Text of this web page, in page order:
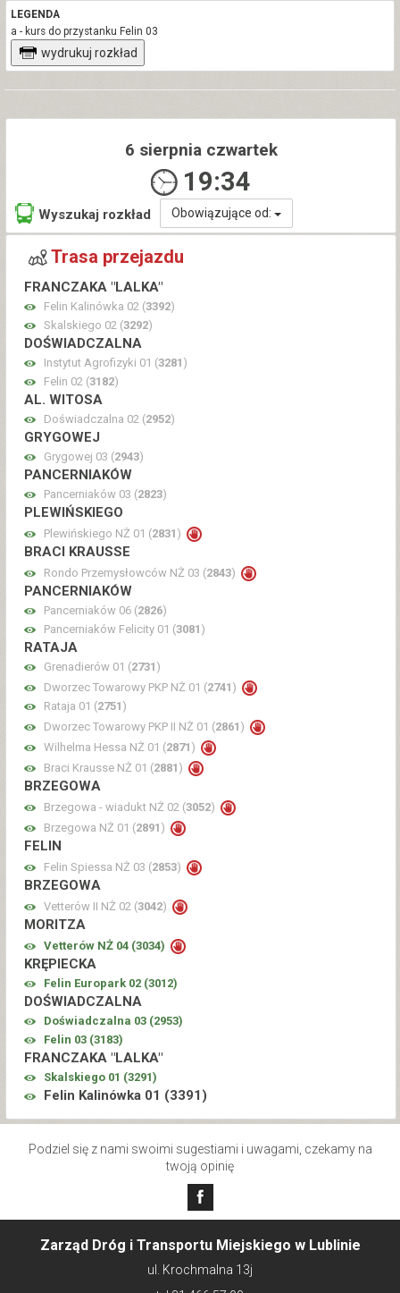
LEGENDA
a - kurs do przystanku Felin 03
wydrukuj rozkład
6 sierpnia czwartek
19:34
Wyszukaj rozkład Obowiązujące od:
Trasa przejazdu
FRANCZAKA "LALKA"
Felin Kalinówka 02 (3392)
Skalskiego 02 (3292)
DOŚWIADCZALNA
Instytut Agrofizyki 01 (3281 )
Felin 02 (3182)
AL. WITOSA
Doświadczalna 02 (2952)
GRYGOWEJ
Grygowej 03 (2943)
PANCERNIAKÓW
Pancerniaków 03 (2823)
PLEWIŃSKIEGO
Plewińskiego NŻ 01 (2831 )
BRACI KRAUSSE
Rondo Przemysłowców NŻ 03 (2843)
PANCERNIAKÓW
Pancerniaków 06 (2826)
Pancerniaków Felicity 01 (3081 )
RATAJA
Grenadierów 01 (2731 )
Dworzec Towarowy PKP NŻ 01 (2741 )
Rataja 01 (2751 )
Dworzec Towarowy PKP II NŻ 01 (2861 )
Wilhelma Hessa NŻ 01 (2871 )
Braci Krausse NŻ 01 (2881 )
BRZEGOWA
Brzegowa - wiadukt NŻ 02 (3052)
Brzegowa NŻ 01 (2891 )
FELIN
Felin Spiessa NŻ 03 (2853)
BRZEGOWA
Vetterów II NŻ 02 (3042)
MORITZA
Vetterów NŻ 04 (3034)
KRĘPIECKA
Felin Europark 02 (3012)
DOŚWIADCZALNA
Doświadczalna 03 (2953)
Felin 03 (3183)
FRANCZAKA "LALKA"
Skalskiego 01 (3291)
Felin Kalinówka 01 (3391 )
Podziel się z nami swoimi sugestiami i uwagami, czekamy na
twoją opinię
Zarząd Dróg i Transportu Miejskiego w Lublinie
ul. Krochmalna 13j